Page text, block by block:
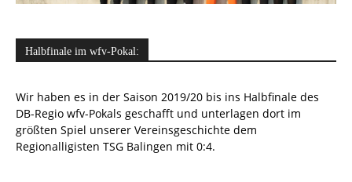
Halbfinale im wfv-Pokal:
Wir haben es in der Saison 2019/20 bis ins Halbfinale des
DB-Regio wfv-Pokals geschafft und unterlagen dort im
größten Spiel unserer Vereinsgeschichte dem
Regionalligisten TSG Balingen mit 0:4.